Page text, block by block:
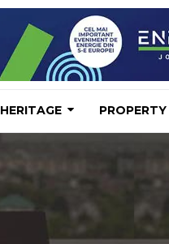
HERITAGE PROPERTY